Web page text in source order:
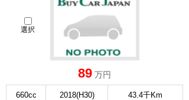
選択
89 万円
660cc 2018(H30) 43.4千Km